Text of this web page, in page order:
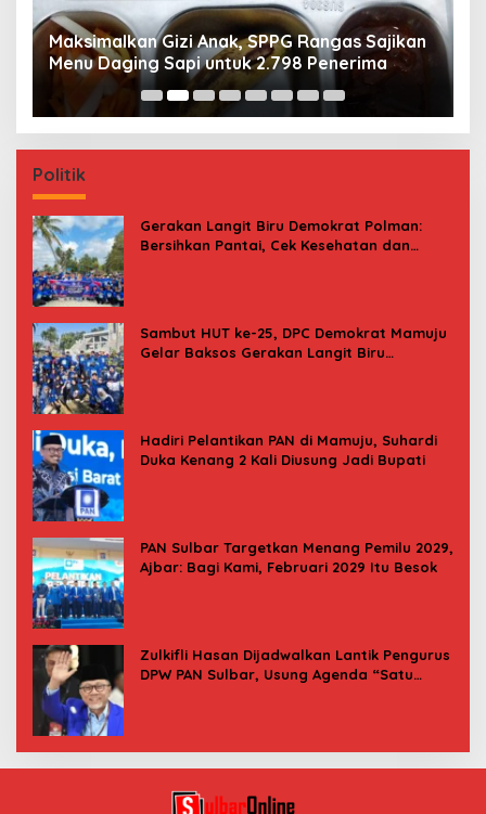
Maksimalkan Gizi Anak, SPPG Rangas Sajikan
Menu Daging Sapi untuk 2.798 Penerima
Politik
Gerakan Langit Biru Demokrat Polman:
Bersihkan Pantai, Cek Kesehatan dan
Sambut HUT ke-25, DPC Demokrat Mamuju
Gelar Baksos Gerakan Langit Biru
Hadiri Pelantikan PAN di Mamuju, Suhardi
Duka Kenang 2 Kali Diusung Jadi Bupati
PAN Sulbar Targetkan Menang Pemilu 2029,
Ajbar: Bagi Kami, Februari 2029 Itu Besok
Zulkifli Hasan Dijadwalkan Lantik Pengurus
DPW PAN Sulbar, Usung Agenda “Satu